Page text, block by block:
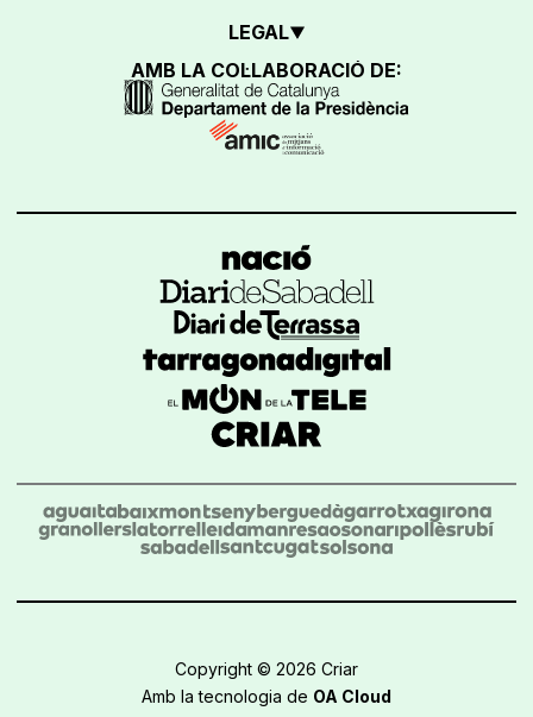
LEGAL
AMB LA COL·LABORACIÓ DE:
Copyright © 2026 Criar
Amb la tecnologia de OA Cloud